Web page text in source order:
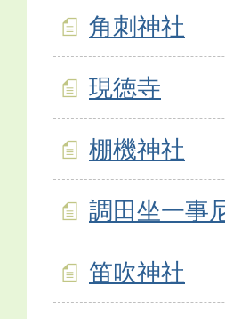
角刺神社
現徳寺
棚機神社
調田坐一事
笛吹神社